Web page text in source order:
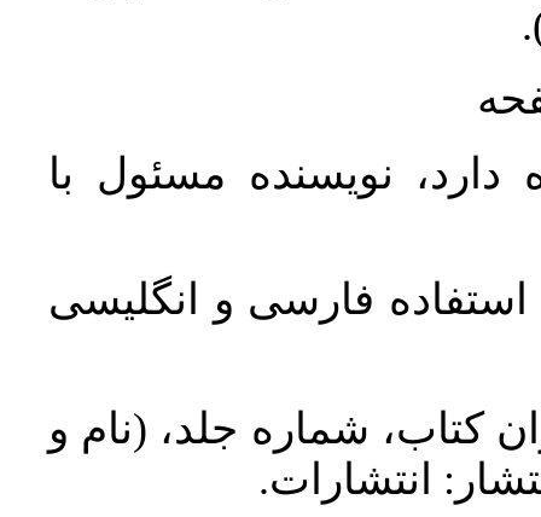
نویسنده مسئول با
استفاده فارسی و انگلیسی
کتاب، شماره جلد، (نام و
انتشارات.